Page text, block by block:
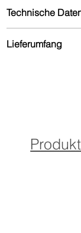
Technische
Breite: 60 cm
Lieferumfang